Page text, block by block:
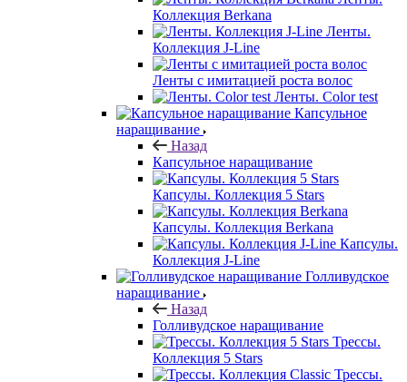
Коллекция Berkana
Ленты.
Коллекция J-Line
Ленты с имитацией роста волос
Ленты. Color test
Капсульное
наращивание
Назад
Капсульное наращивание
Капсулы. Коллекция 5 Stars
Капсулы. Коллекция Berkana
Капсулы.
Коллекция J-Line
Голливудское
наращивание
Назад
Голливудское наращивание
Трессы.
Коллекция 5 Stars
Трессы.